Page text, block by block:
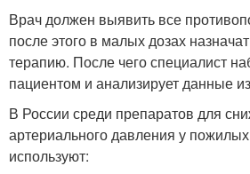
Врач должен выявить все
после этого в малых дозах
терапию. После чего специалист
пациентом и анализирует данные
В России среди препаратов для
артериального давления у
используют: